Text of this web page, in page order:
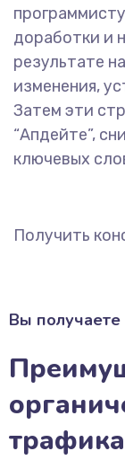
доработки и
результате
изменения,
Затем эти
“Апдейте”,
ключевых
Получить
Вы получаете
трафика